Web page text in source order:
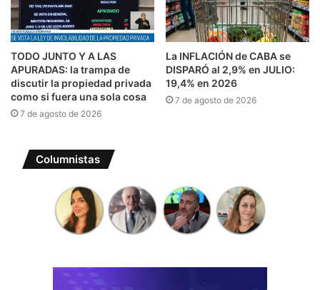
TODO JUNTO Y A LAS
APURADAS: la trampa de
discutir la propiedad privada
como si fuera una sola cosa
7 de agosto de 2026
La INFLACIÓN de CABA se
DISPARÓ al 2,9% en JULIO:
19,4% en 2026
7 de agosto de 2026
Columnistas